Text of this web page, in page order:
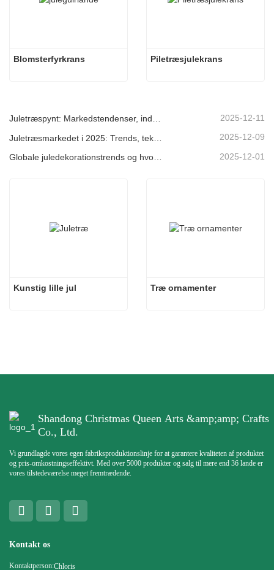
Blomsterfyrkrans Piletræsjulekrans
Juletræspynt: Markedstendenser, indsigt i forsyningskæden og indkøbsguide 2025 2025-12-11
2025-12-09
2025-12-01
Kunstig lille jul Træ ornamenter
Shandong Christmas Queen Arts &amp;amp; Crafts
Co., Ltd.
Vi grundlagde vores egen fabriksproduktionslinje for at garantere kvaliteten af ​​produktet
og pris-omkostningseffektivt. Med over 5000 produkter og salg til mere end 36 lande er
vores tilstedeværelse meget fremtrædende.
Kontakt os
Kontaktperson:Chloris